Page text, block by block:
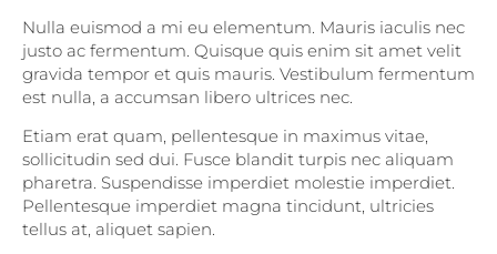
Nulla euismod a mi eu elementum. Mauris iaculis nec
justo ac fermentum. Quisque quis enim sit amet velit
gravida tempor et quis mauris. Vestibulum fermentum
est nulla, a accumsan libero ultrices nec.
Etiam erat quam, pellentesque in maximus vitae,
sollicitudin sed dui. Fusce blandit turpis nec aliquam
pharetra. Suspendisse imperdiet molestie imperdiet.
Pellentesque imperdiet magna tincidunt, ultricies
tellus at, aliquet sapien.